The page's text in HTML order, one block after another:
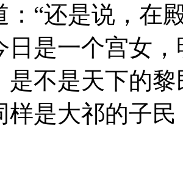
：“还是说，在
日是一个宫女
是不是天下的
样是大祁的子